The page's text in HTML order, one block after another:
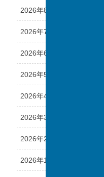
2026年8月
2026年7月
2026年6月
2026年5月
2026年4月
2026年3月
2026年2月
2026年1月